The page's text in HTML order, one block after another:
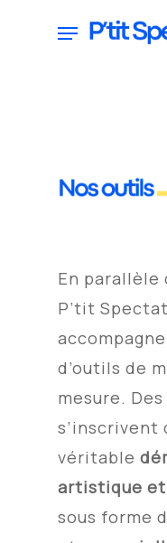
Menu
En parallèle
P’tit
d’outils de
mesure.
s’inscrivent
véritable
artistique
sous forme